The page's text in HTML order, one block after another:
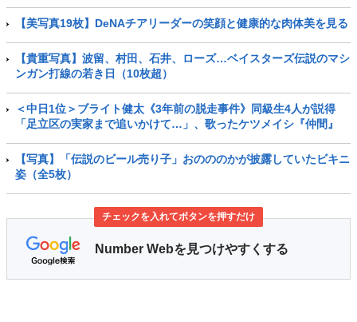
【美写真19枚】DeNAチアリーダーの笑顔と健康的な肉体美を見る
【貴重写真】波留、村田、石井、ローズ…ベイスターズ伝説のマシ
ンガン打線の若き日（10枚超）
＜中日1位＞ブライト健太《3年前の脱走事件》同級生4人が説得
「足立区の実家まで追いかけて…」、歌ったケツメイシ『仲間』
【写真】「伝説のビール売り子」おのののかが披露していたビキニ
姿（全5枚）
チェックを入れてボタンを押すだけ
Number Webを見つけやすくする